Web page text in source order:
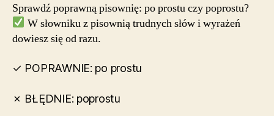
Sprawdź poprawną pisownię: po prostu czy poprostu?
W słowniku z pisownią trudnych słów i wyrażeń
dowiesz się od razu.
✓ POPRAWNIE: po prostu
✗ BŁĘDNIE: poprostu